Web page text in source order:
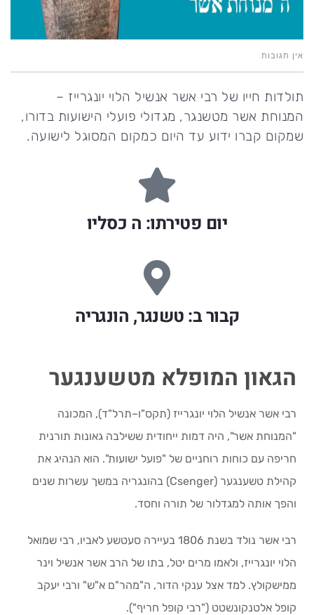
אין תגובות
תולדות חייו של רבי אשר אנשיל הלוי יונגרייז –
המנוחת אשר מטשנגר, מגדולי פועלי הישועות בדורו,
שמקום קברו ידוע עד היום כמקום המסוגל לישועה.
יום פטירתו: ה כסליו
קבור ב: טשנגר, הונגריה
הגאון המופלא מטשענגער
רבי אשר אנשיל הלוי יונגרייז (תקס"ו–תרל"ד), המכונה
"המנוחת אשר", היה דמות ייחודית ששילבה גאונות תורנית
חריפה עם כוחות רוחניים של "פועל ישועות". הוא הנהיג את
קהילת טשענגער (Csenger) בהונגריה במשך עשרות שנים
והפך אותה למגדלור של תורה וחסד.
רבי אשר נולד בשנת 1806 בעיירה סעטשע לאביו, רבי שמואל
הלוי יונגרייז, ולאמו מרים יטל, בתו של הרב אשר אנשיל וינר
ממישקולץ. למד אצל ענקי הדור, ה"מהר"ם א"ש" ורבי יעקב
קופל אלטנקונשטט ("רבי קופל חריף").